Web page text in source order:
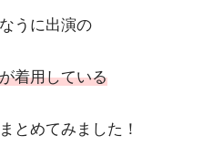
うに出演の
着用している
とめてみました！